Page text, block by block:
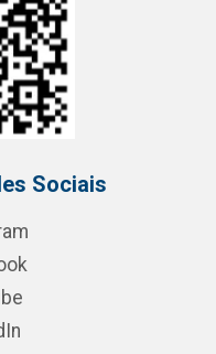
Sociais